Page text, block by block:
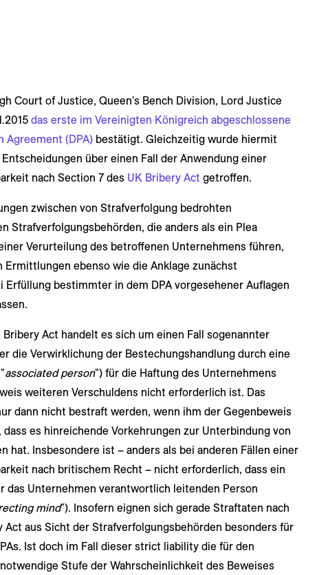
Court of Justice, Queen's Bench Division, Lord Justice
das erste im Vereinigten Königreich abgeschlossene
Agreement (DPA)bestätigt. Gleichzeitig wurde hiermit
über einen Fall der Anwendung einer
nach Section 7 des UK Bribery Act getroffen.
zwischen von Strafverfolgung bedrohten
Strafverfolgungsbehörden, die anders als ein Plea
Verurteilung des betroffenen Unternehmens führen,
ebenso wie die Anklage zunächst
Erfüllung bestimmter in dem DPA vorgesehener Auflagen
Bribery Act handelt es sich um einen Fall sogenannter
die Verwirklichung der Bestechungshandlung durch eine
associated person") für die Haftung des Unternehmens
weiteren Verschuldens nicht erforderlich ist. Das
dann nicht bestraft werden, wenn ihm der Gegenbeweis
es hinreichende Vorkehrungen zur Unterbindung von
hat. Insbesondere ist – anders als bei anderen Fällen einer
nach britischem Recht – nicht erforderlich, dass ein
das Unternehmen verantwortlich leitenden Person
mind"). Insofern eignen sich gerade Straftaten nach
Act aus Sicht der Strafverfolgungsbehörden besonders für
Ist doch im Fall dieser strict liability die für den
Stufe der Wahrscheinlichkeit des Beweises